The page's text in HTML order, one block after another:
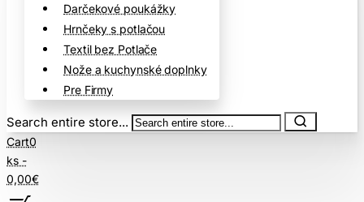
Darčekové poukážky
Hrnčeky s potlačou
Textil bez Potlače
Nože a kuchynské doplnky
Pre Firmy
Search entire store...
Cart0
ks -
0,00€